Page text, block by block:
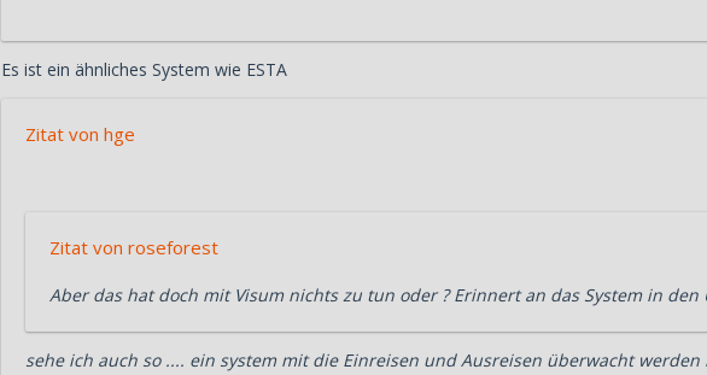
Es ist ein ähnliches System wie ESTA
Zitat von hge
Zitat von roseforest
Aber das hat doch mit Visum nichts zu tun oder ? Erinnert an das System in den
sehe ich auch so .... ein system mit die Einreisen und Ausreisen überwacht werden